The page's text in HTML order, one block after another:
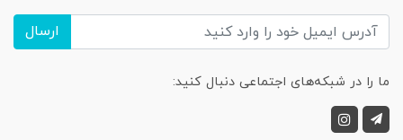
ارسال
ما را در شبکه‌های اجتماعی دنبال کنید: